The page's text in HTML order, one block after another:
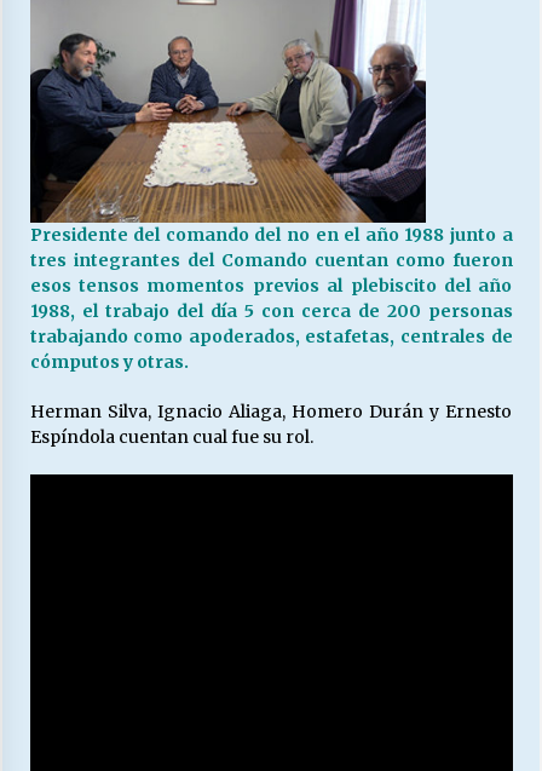
¿Qué habrían dicho?
23/06/2026
VOLVER A SER ALTERNATIVA
16/06/2026
MUNICIPALIDADES, HONORARIOS, DESPIDOS
28/05/2026
Releyendo la Rerum Novarum a 135 años. “La
cuestión social hoy”.
Presidente del comando del no en el año 1988 junto a
tres integrantes del Comando cuentan como fueron
esos tensos momentos previos al plebiscito del año
1988, el trabajo del día 5 con cerca de 200 personas
trabajando como apoderados, estafetas, centrales de
cómputos y otras.
Herman Silva, Ignacio Aliaga, Homero Durán y Ernesto
Espíndola cuentan cual fue su rol.